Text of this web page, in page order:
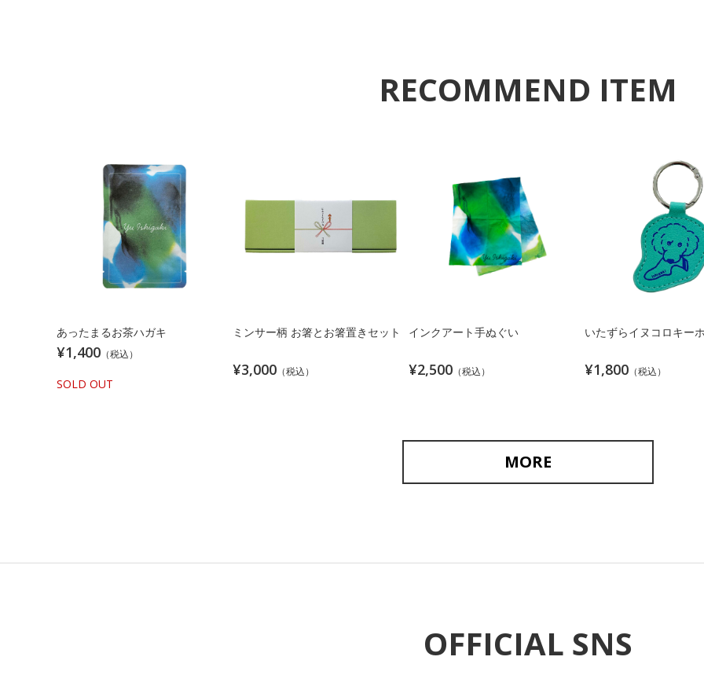
RECOMMEND ITEM
あったまるお茶ハガキ
¥1,400 （税込）
SOLD OUT
ミンサー柄 お箸とお箸置きセット
¥3,000 （税込）
インクアート手ぬぐい
¥2,500 （税込）
いたずらイヌコロキー
¥1,800 （税込）
MORE
OFFICIAL SNS